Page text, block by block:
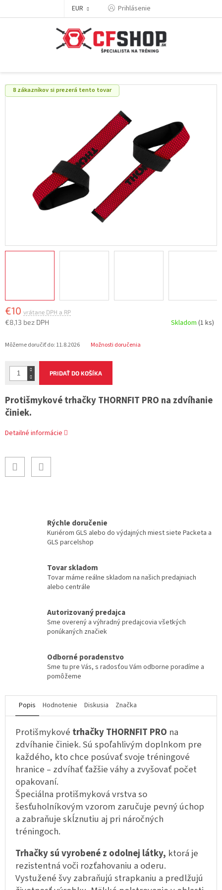
EUR Prihlásenie
€10
€8,13 bez DPH
cena:
Skladom(1 ks)
Môžeme doručiť do: 11.8.2026 Možnosti doručenia
PRIDAŤ DO KOŠÍKA
Protišmykové trhačky THORNFIT PRO na zdvíhanie
činiek.
Detailné informácie
Rýchle doručenie
Kuriérom GLS alebo do výdajných miest siete Packeta a
GLS parcelshop
Tovar skladom
Tovar máme reálne skladom na našich predajniach
alebo centrále
Autorizovaný predajca
Sme overený a výhradný predajcovia všetkých
ponúkaných značiek
Odborné poradenstvo
Sme tu pre Vás, s radosťou Vám odborne poradíme a
pomôžeme
Popis Hodnotenie Diskusia Značka
Protišmykové trhačky THORNFIT PRO na
zdvíhanie činiek. Sú spoľahlivým doplnkom pre
každého, kto chce posúvať svoje tréningové
hranice – zdvíhať ťažšie váhy a zvyšovať počet
opakovaní.
Špeciálna protišmyková vrstva so
šesťuholníkovým vzorom zaručuje pevný úchop
a zabraňuje skĺznutiu aj pri náročných
tréningoch.
Trhačky sú vyrobené z odolnej látky, ktorá je
rezistentná voči rozťahovaniu a oderu.
Vystužené švy zabraňujú strapkaniu a predlžujú